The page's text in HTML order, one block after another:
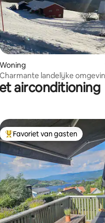
van 4,98 op 5, 41
Woning
Charmante landelijke
een geweldig uitzicht
airconditioning
Topfavoriet van gasten
Favoriet van gasten